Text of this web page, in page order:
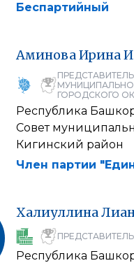
Беспартийный
АминоваИрина
ГОРОДСКОГО
Республика
Совет
Кигинский район
Член партии
Халиуллина
Республика